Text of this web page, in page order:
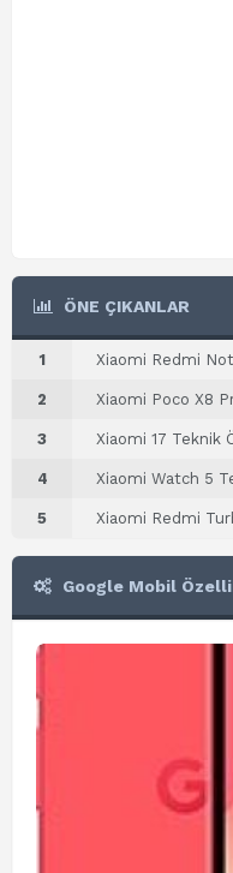
ÖNE ÇIKANLAR
1 Xiaomi Redmi
2 Xiaomi Poco X8
3 Xiaomi 17 Teknik
4 Xiaomi Watch 5
5 Xiaomi Redmi
Google Mobil